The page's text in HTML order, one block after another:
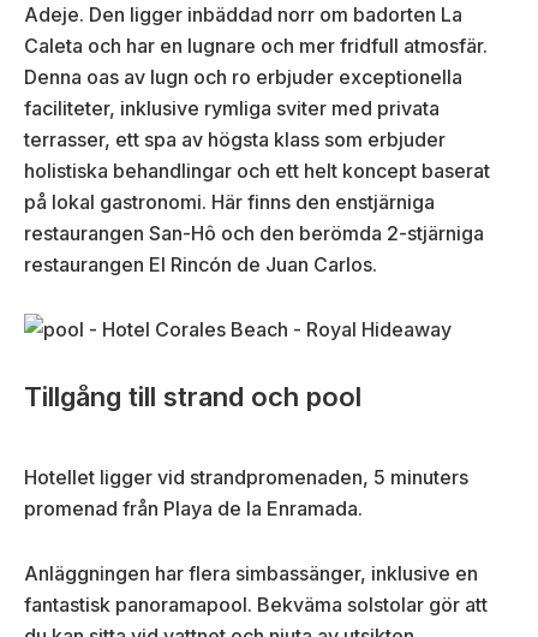
Adeje. Den ligger inbäddad norr om badorten La
Caleta och har en lugnare och mer fridfull atmosfär.
Denna oas av lugn och ro erbjuder exceptionella
faciliteter, inklusive rymliga sviter med privata
terrasser, ett spa av högsta klass som erbjuder
holistiska behandlingar och ett helt koncept baserat
på lokal gastronomi. Här finns den enstjärniga
restaurangen San-Hô och den berömda 2-stjärniga
restaurangen El Rincón de Juan Carlos.
Tillgång till strand och pool
Hotellet ligger vid strandpromenaden, 5 minuters
promenad från Playa de la Enramada.
Anläggningen har flera simbassänger, inklusive en
fantastisk panoramapool. Bekväma solstolar gör att